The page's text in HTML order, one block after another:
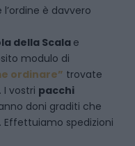
è davvero
della Scala e
modulo di
ordinare” trovate
vostri pacchi
doni graditi che
Effettuiamo spedizioni